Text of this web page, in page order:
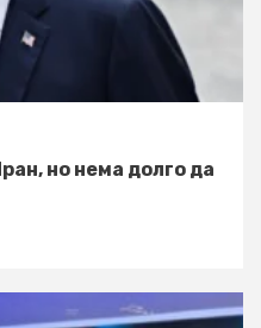
но нема долго да